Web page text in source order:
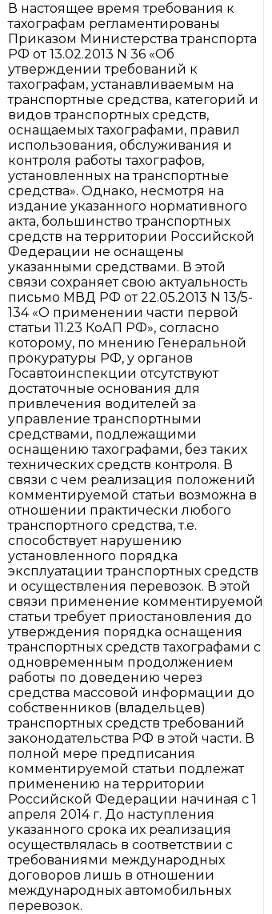
В настоящее время требования к
тахографам регламентированы
Приказом Министерства транспорта
РФ от 13.02.2013 N 36 «Об
утверждении требований к
тахографам, устанавливаемым на
транспортные средства, категорий и
видов транспортных средств,
оснащаемых тахографами, правил
использования, обслуживания и
контроля работы тахографов,
установленных на транспортные
средства». Однако, несмотря на
издание указанного нормативного
акта, большинство транспортных
средств на территории Российской
Федерации не оснащены
указанными средствами. В этой
связи сохраняет свою актуальность
письмо МВД РФ от 22.05.2013 N 13/5-
134 «О применении части первой
статьи 11.23 КоАП РФ», согласно
которому, по мнению Генеральной
прокуратуры РФ, у органов
Госавтоинспекции отсутствуют
достаточные основания для
привлечения водителей за
управление транспортными
средствами, подлежащими
оснащению тахографами, без таких
технических средств контроля. В
связи с чем реализация положений
комментируемой статьи возможна в
отношении практически любого
транспортного средства, т.е.
способствует нарушению
установленного порядка
эксплуатации транспортных средств
и осуществления перевозок. В этой
связи применение комментируемой
статьи требует приостановления до
утверждения порядка оснащения
транспортных средств тахографами с
одновременным продолжением
работы по доведению через
средства массовой информации до
собственников (владельцев)
транспортных средств требований
законодательства РФ в этой части. В
полной мере предписания
комментируемой статьи подлежат
применению на территории
Российской Федерации начиная с 1
апреля 2014 г. До наступления
указанного срока их реализация
осуществлялась в соответствии с
требованиями международных
договоров лишь в отношении
международных автомобильных
перевозок.